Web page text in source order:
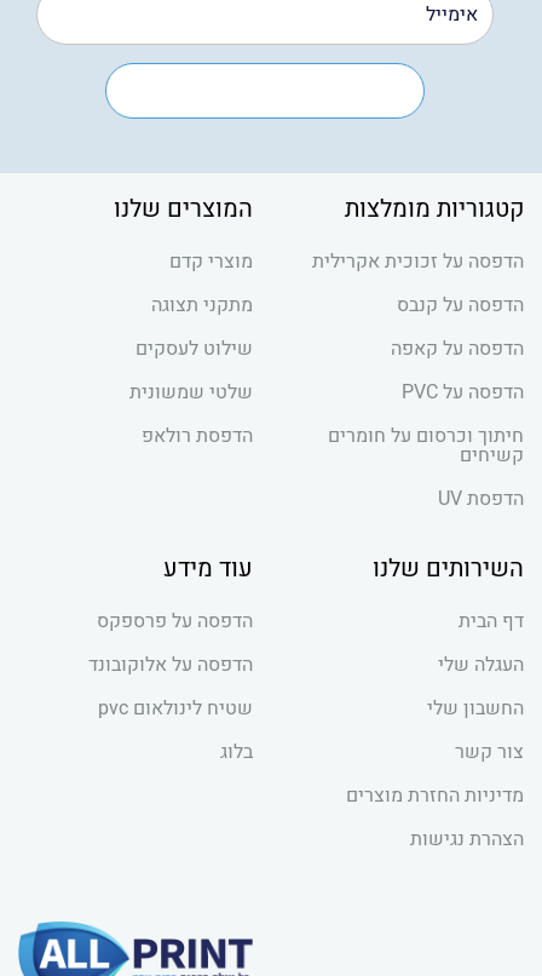
קטגוריות מומלצות
הדפסה על זכוכית אקרילית
הדפסה על קנבס
הדפסה על קאפה
הדפסה על PVC
חיתוך וכרסום על חומרים
קשיחים
הדפסת UV
המוצרים שלנו
מוצרי קדם
מתקני תצוגה
שילוט לעסקים
שלטי שמשונית
הדפסת רולאפ
השירותים שלנו
דף הבית
העגלה שלי
החשבון שלי
צור קשר
מדיניות החזרת מוצרים
הצהרת נגישות
עוד מידע
הדפסה על פרספקס
הדפסה על אלוקובונד
שטיח לינולאום pvc
בלוג